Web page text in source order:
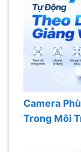
Camera
Trong Môi